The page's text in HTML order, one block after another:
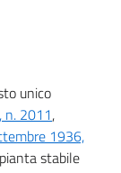
unico
n. 2011,
1936,
stabile